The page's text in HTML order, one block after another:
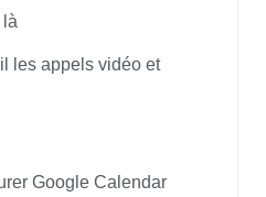
là
les appels vidéo et
Google Calendar